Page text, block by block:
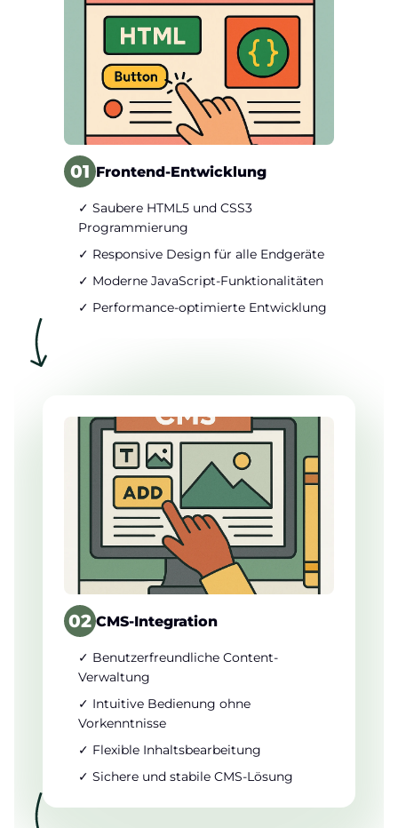
01 Frontend-Entwicklung
✓ Saubere HTML5 und CSS3
Programmierung
✓ Responsive Design für alle Endgeräte
✓ Moderne JavaScript-Funktionalitäten
✓ Performance-optimierte Entwicklung
02 CMS-Integration
✓ Benutzerfreundliche Content-
Verwaltung
✓ Intuitive Bedienung ohne
Vorkenntnisse
✓ Flexible Inhaltsbearbeitung
✓ Sichere und stabile CMS-Lösung